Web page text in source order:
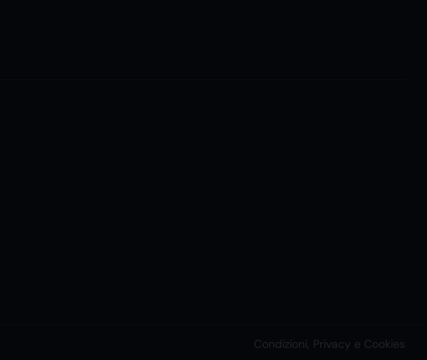
Condizioni, Privacy e Cookies